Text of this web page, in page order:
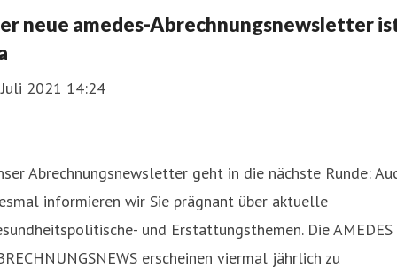
neue amedes-Abrechnungsnewsletter
2021 14:24
Abrechnungsnewsletter geht in die nächste Runde:
informieren wir Sie prägnant über aktuelle
und Erstattungsthemen. Die AMEDES
erscheinen viermal jährlich zu